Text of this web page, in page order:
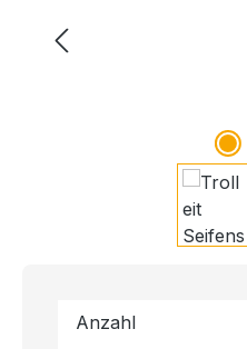
Anzahl